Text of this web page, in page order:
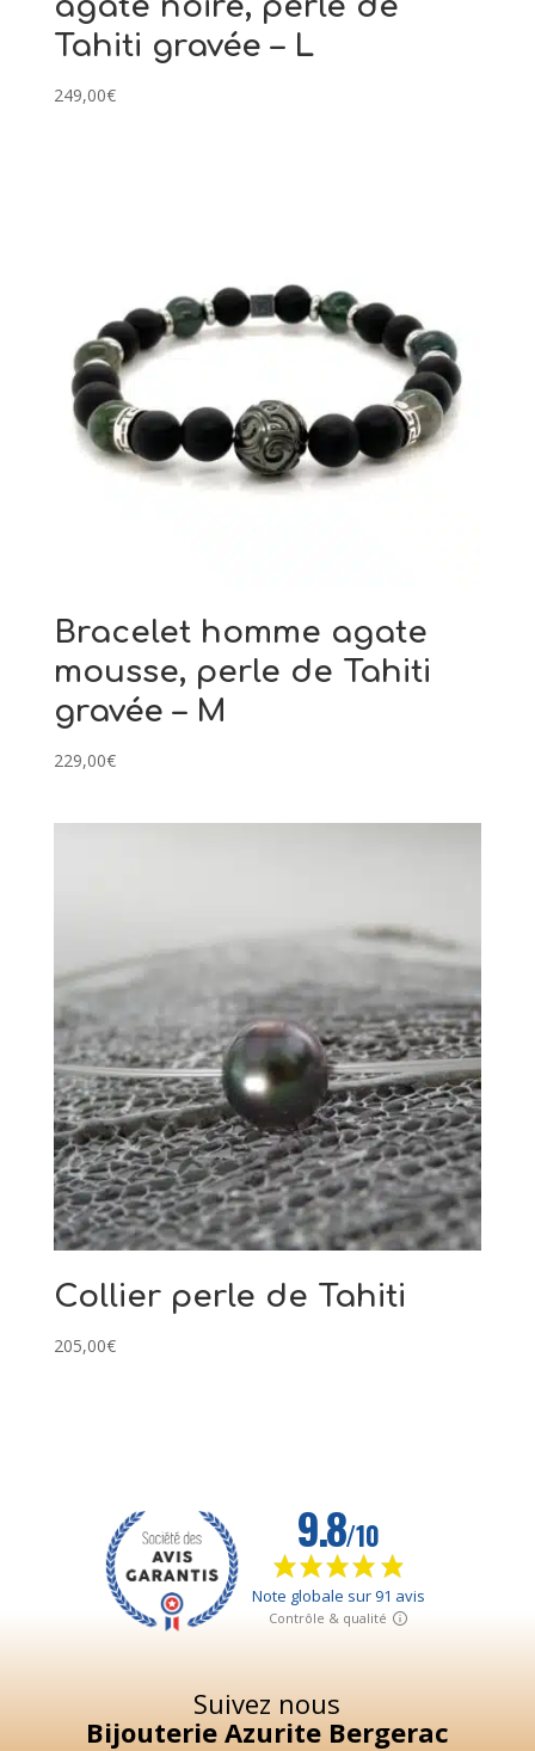
Tahiti gravée – L
249,00€
Bracelet homme agate
mousse, perle de Tahiti
gravée – M
229,00€
Collier perle de Tahiti
205,00€
Suivez nous
Bijouterie Azurite Bergerac